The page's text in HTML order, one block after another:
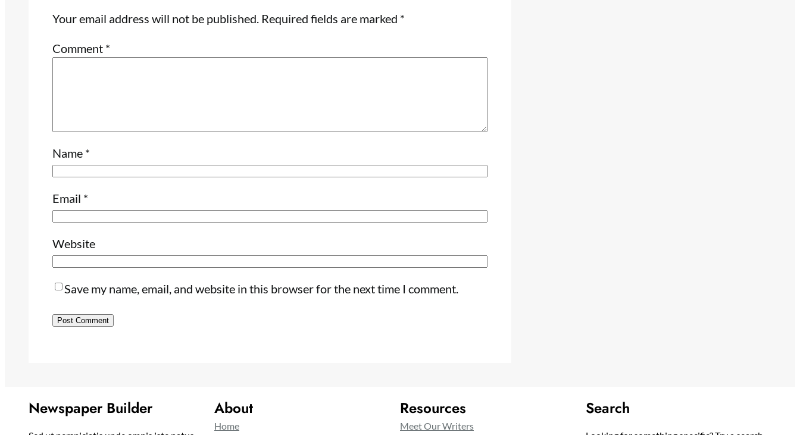
Your email address will not be published. Required fields are marked *
Comment *
Name *
Email *
Website
Save my name, email, and website in this browser for the next time I comment.
Newspaper Builder About
Home
Resources
Meet Our Writers
Search